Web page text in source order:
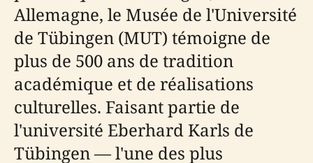
Allemagne, le Musée de l'Université
de Tübingen (MUT) témoigne de
plus de 500 ans de tradition
académique et de réalisations
culturelles. Faisant partie de
l'université Eberhard Karls de
Tübingen — l'une des plus